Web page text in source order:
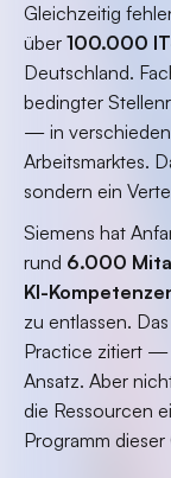
Gleichzeitig
über 100.000
Deutschland.
bedingter
— in
Arbeitsmarktes.
sondern ein
Siemens hat
rund 6.000
KI-
zu entlassen.
Practice zitiert —
Ansatz. Aber
die Ressourcen
Programm